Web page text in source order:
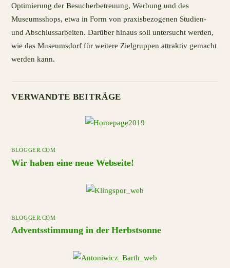
Optimierung der Besucherbetreuung, Werbung und des
Museumsshops, etwa in Form von praxisbezogenen Studien-
und Abschlussarbeiten. Darüber hinaus soll untersucht werden,
wie das Museumsdorf für weitere Zielgruppen attraktiv gemacht
werden kann.
VERWANDTE BEITRÄGE
BLOGGER.COM
Wir haben eine neue Webseite!
BLOGGER.COM
Adventsstimmung in der Herbstsonne